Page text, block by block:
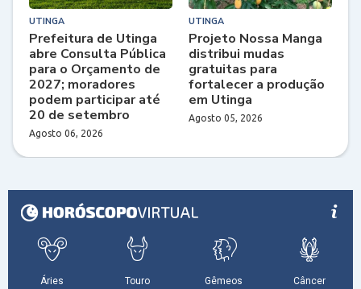
UTINGA
Prefeitura de Utinga
abre Consulta Pública
para o Orçamento de
2027; moradores
podem participar até
20 de setembro
Agosto 06, 2026
UTINGA
Projeto Nossa Manga
distribui mudas
gratuitas para
fortalecer a produção
em Utinga
Agosto 05, 2026